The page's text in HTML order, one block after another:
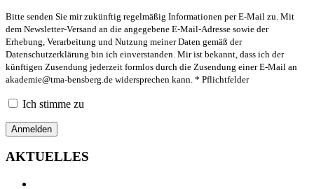
Bitte senden Sie mir zukünftig regelmäßig Informationen per E-Mail zu. Mit
dem Newsletter-Versand an die angegebene E-Mail-Adresse sowie der
Erhebung, Verarbeitung und Nutzung meiner Daten gemäß der
Datenschutzerklärung bin ich einverstanden. Mir ist bekannt, dass ich der
künftigen Zusendung jederzeit formlos durch die Zusendung einer E-Mail an
akademie@tma-bensberg.de widersprechen kann. * Pflichtfelder
Ich stimme zu
AKTUELLES